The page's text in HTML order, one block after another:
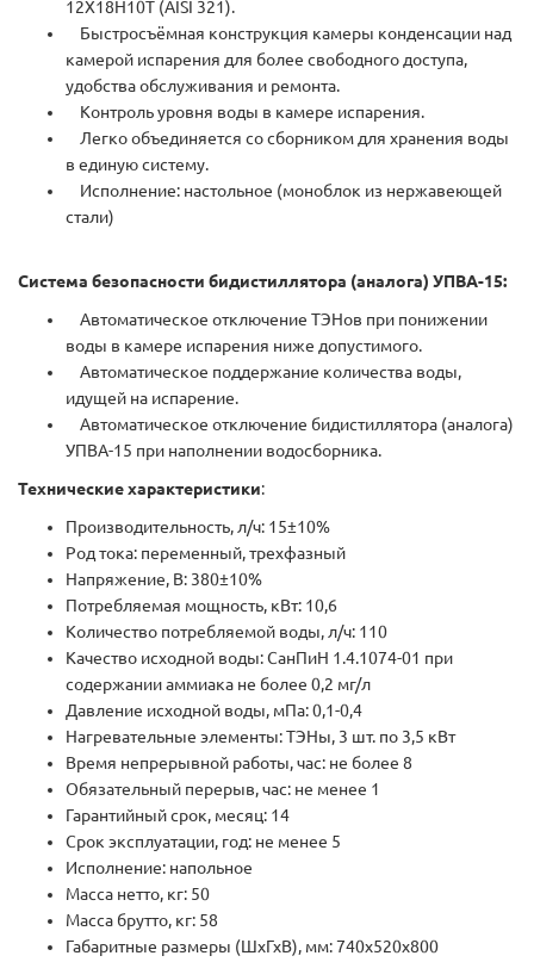
12Х18Н10Т (AISI 321).
Быстросъёмная конструкция камеры конденсации над
камерой испарения для более свободного доступа,
удобства обслуживания и ремонта.
Контроль уровня воды в камере испарения.
Легко объединяется со сборником для хранения воды
в единую систему.
Исполнение: настольное (моноблок из нержавеющей
стали)
Система безопасности бидистиллятора (аналога) УПВА-15:
Автоматическое отключение ТЭНов при понижении
воды в камере испарения ниже допустимого.
Автоматическое поддержание количества воды,
идущей на испарение.
Автоматическое отключение бидистиллятора (аналога)
УПВА-15 при наполнении водосборника.
Технические характеристики:
Производительность, л/ч: 15±10%
Род тока: переменный, трехфазный
Напряжение, В: 380±10%
Потребляемая мощность, кВт: 10,6
Количество потребляемой воды, л/ч: 110
Качество исходной воды: СанПиН 1.4.1074-01 при
содержании аммиака не более 0,2 мг/л
Давление исходной воды, мПа: 0,1-0,4
Нагревательные элементы: ТЭНы, 3 шт. по 3,5 кВт
Время непрерывной работы, час: не более 8
Обязательный перерыв, час: не менее 1
Гарантийный срок, месяц: 14
Срок эксплуатации, год: не менее 5
Исполнение: напольное
Масса нетто, кг: 50
Масса брутто, кг: 58
Габаритные размеры (ШхГхВ), мм: 740х520х800